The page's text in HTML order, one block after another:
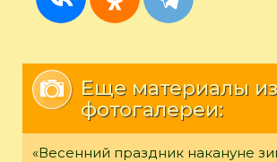
Еще материалы из
фотогалереи:
«Весенний праздник накануне